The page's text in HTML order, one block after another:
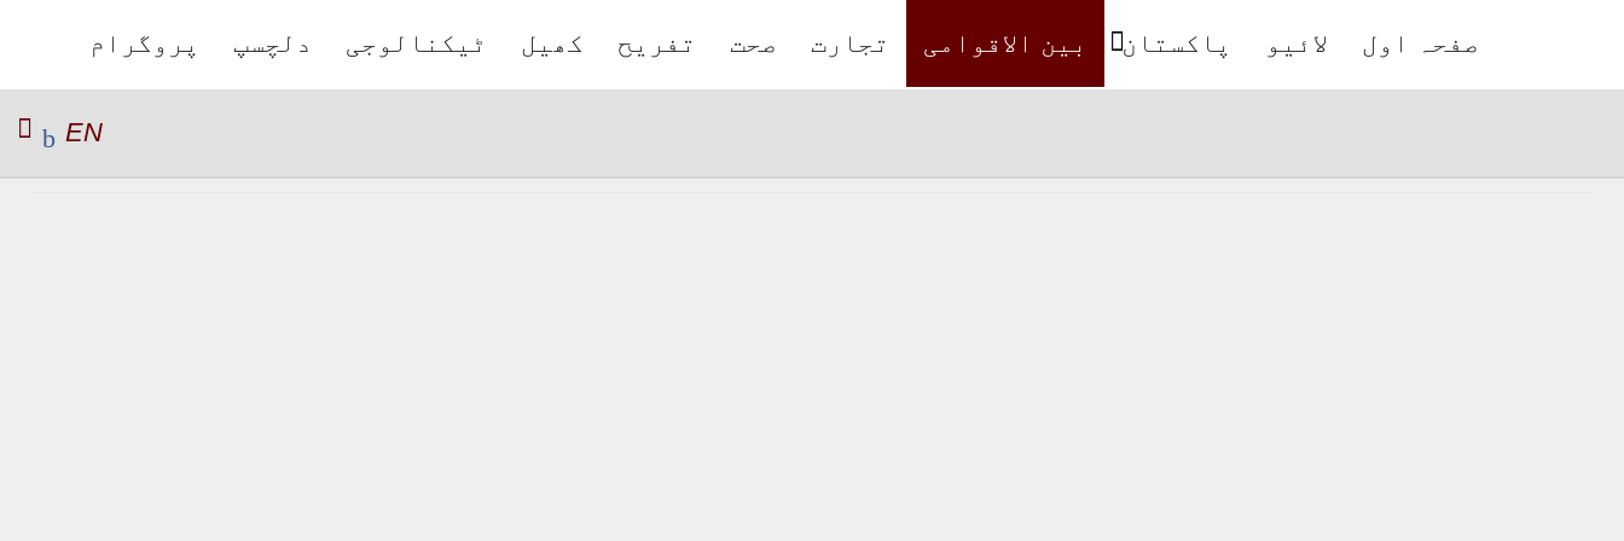
صفحہ اول لائیو پاکستان بین الاقوامی تجارت صحت تفریح کھیل ٹیکنالوجی دلچسپ پروگرام
EN